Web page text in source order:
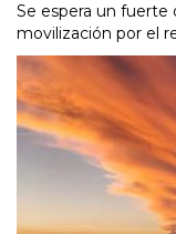
Se espera un fuerte
movilización por el